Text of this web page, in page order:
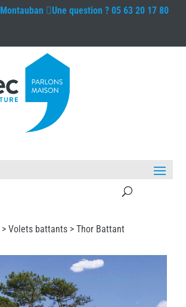
Montauban Une question ?05 63 20 17 80
> Volets battants > Thor Battant